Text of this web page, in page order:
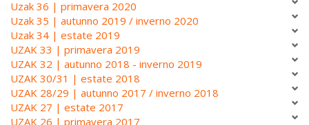
Uzak 36 | primavera 2020
Uzak 35 | autunno 2019 / inverno 2020
Uzak 34 | estate 2019
UZAK 33 | primavera 2019
UZAK 32 | autunno 2018 - inverno 2019
UZAK 30/31 | estate 2018
UZAK 28/29 | autunno 2017 / inverno 2018
UZAK 27 | estate 2017
UZAK 26 | primavera 2017